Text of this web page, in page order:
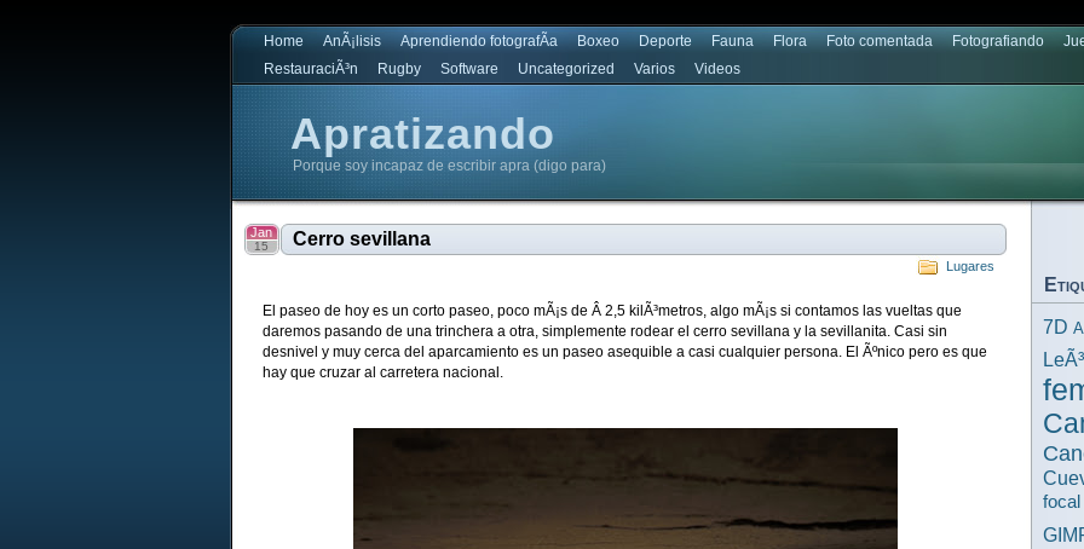
Home AnÃ¡lisis Aprendiendo fotografÃ­a Boxeo Deporte Fauna Flora Foto comentada Fotografiando
RestauraciÃ³n
Rugby Software Uncategorized Varios Videos
Apratizando
Porque soy incapaz de escribir apra (digo para)
Cerro sevillana
Jan
15
Lugares
El paseo de hoy es un corto paseo, poco mÃ¡s de Â 2,5 kilÃ³metros, algo mÃ¡s si contamos las vueltas que
daremos pasando de una trinchera a otra, simplemente rodear el cerro sevillana y la sevillanita. Casi sin
desnivel y muy cerca del aparcamiento es un paseo asequible a casi cualquier persona. El Ãºnico pero es que
hay que cruzar al carretera nacional.
7D
focal